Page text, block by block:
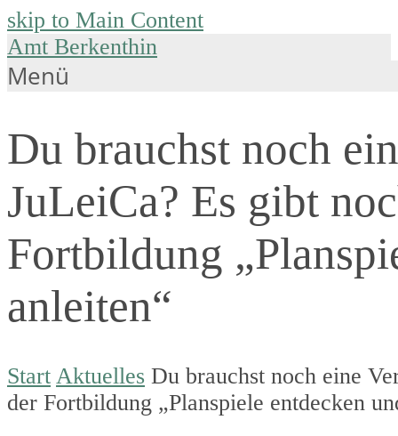
skip to Main Content
Amt Berkenthin
Menü
Du brauchst noch
JuLeiCa? Es gibt
Fortbildung
anleiten“
Start Aktuelles Du brauchst noch eine
der Fortbildung „Planspiele entdecken